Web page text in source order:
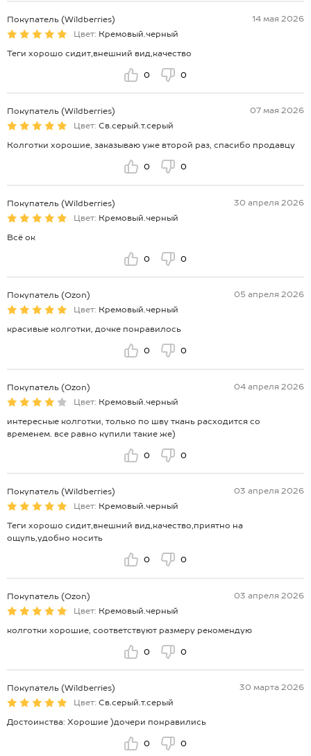
Покупатель (Wildberries)
14 мая 2026
Цвет: Кремовый.черный
Теги хорошо сидит,внешний вид,качество
0 0
Покупатель (Wildberries)
07 мая 2026
Цвет: Св.серый.т.серый
Колготки хорошие, заказываю уже второй раз, спасибо продавцу
0 0
Покупатель (Wildberries)
30 апреля 2026
Цвет: Кремовый.черный
Всё ок
0 0
Покупатель (Ozon)
05 апреля 2026
Цвет: Кремовый.черный
красивые колготки, дочке понравилось
0 0
Покупатель (Ozon)
04 апреля 2026
Цвет: Кремовый.черный
интересные колготки, только по шву ткань расходится со
временем. все равно купили такие же)
0 0
Покупатель (Wildberries)
03 апреля 2026
Цвет: Кремовый.черный
Теги хорошо сидит,внешний вид,качество,приятно на
ощупь,удобно носить
0 0
Покупатель (Ozon)
03 апреля 2026
Цвет: Кремовый.черный
колготки хорошие, соответствуют размеру рекомендую
0 0
Покупатель (Wildberries)
30 марта 2026
Цвет: Св.серый.т.серый
Достоинства: Хорошие )дочери понравились
0 0